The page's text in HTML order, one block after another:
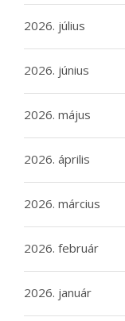
2026. július
2026. június
2026. május
2026. április
2026. március
2026. február
2026. január